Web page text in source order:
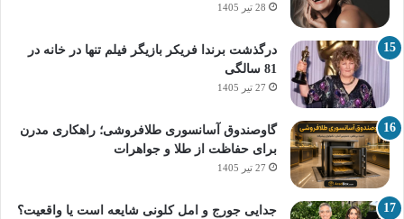
28 تیر 1405
درگذشت برندا فریکر بازیگر فیلم تنها در خانه در
81 سالگی
27 تیر 1405
گاوصندوق آسانسوری طلافروشی؛ راهکاری مدرن
برای حفاظت از طلا و جواهرات
27 تیر 1405
جدایی جورج و امل کلونی شایعه است یا واقعیت؟